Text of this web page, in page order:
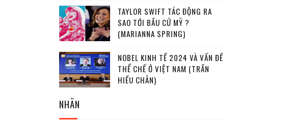
TAYLOR SWIFT TÁC ĐỘNG RA
SAO TỚI BẦU CỬ MỸ ?
(MARIANNA SPRING)
NOBEL KINH TẾ 2024 VÀ VẤN ĐỀ
THỂ CHẾ Ở VIỆT NAM (TRẦN
HIẾU CHÂN)
NHÃN